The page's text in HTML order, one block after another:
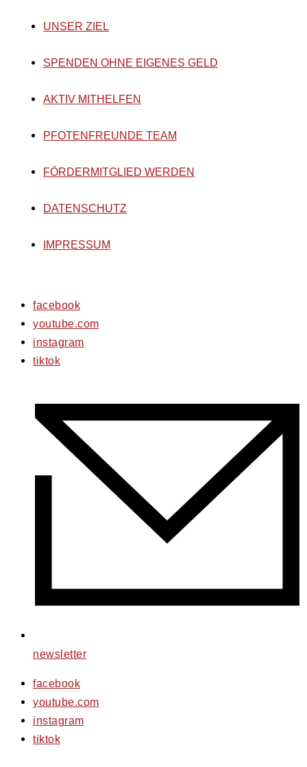
UNSER ZIEL
SPENDEN OHNE EIGENES GELD
AKTIV MITHELFEN
PFOTENFREUNDE TEAM
FÖRDERMITGLIED WERDEN
DATENSCHUTZ
IMPRESSUM
facebook
youtube.com
instagram
tiktok
newsletter
facebook
youtube.com
instagram
tiktok